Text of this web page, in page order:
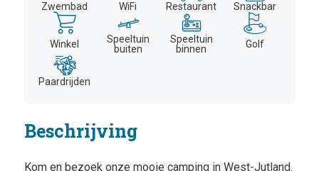
Zwembad WiFi Restaurant Snackbar
Winkel
Speeltuin
buiten
Speeltuin
binnen
Golf
Paardrijden
Beschrijving
Kom en bezoek onze mooie camping in West-Jutland.